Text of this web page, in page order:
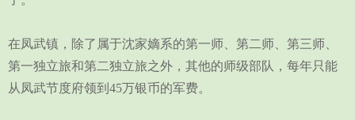
在凤武镇，除了属于沈家嫡系的第一师、第二师、第三师、
第一独立旅和第二独立旅之外，其他的师级部队，每年只能
从凤武节度府领到45万银币的军费。